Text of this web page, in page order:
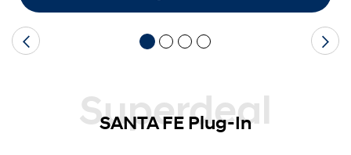
Superdeal
SANTA FE Plug-In